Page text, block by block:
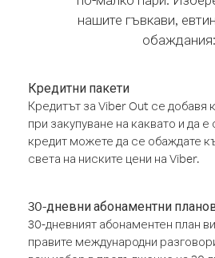
нашите гъвкави,
обаждания:
Кредитни пакети
Кредитът за Viber Out се добавя
при закупуване на каквато и да
кредит можете да се обаждате
света на ниските цени на Viber.
30-дневни абонаментни
30-дневният абонаментен план
правите международни